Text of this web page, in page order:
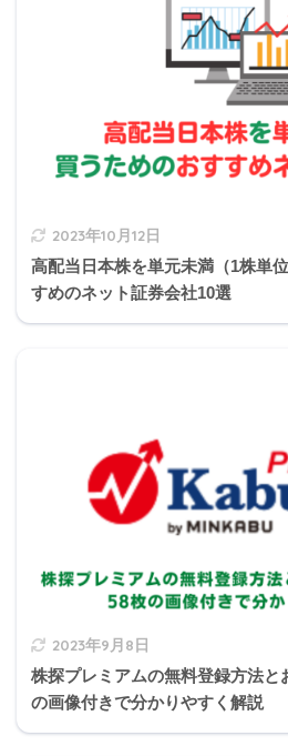
給与収入による所得
2021年1月日本FP協会実技試験
2023年10月12日
高配当日本株を単元未満（1株単
すめのネット証券会社10選
2023年9月8日
株探プレミアムの無料登録方法と
の画像付きで分かりやすく解説